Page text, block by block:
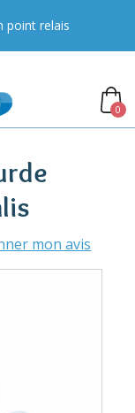
point relais
0
mon avis